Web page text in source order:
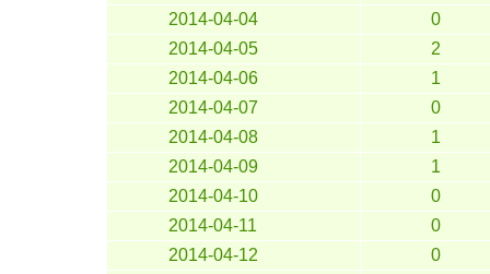
2014-04-04
0
2014-04-05
2
2014-04-06
1
2014-04-07
0
2014-04-08
1
2014-04-09
1
2014-04-10
0
2014-04-11
0
2014-04-12
0